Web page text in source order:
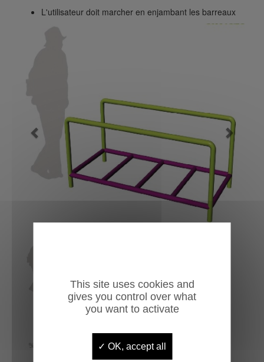
L'utilisateur doit marcher en enjambant les barreaux
Previous Next
This site uses cookies and
gives you control over what
you want to activate
OK, accept all